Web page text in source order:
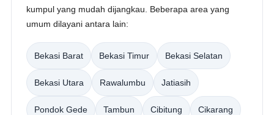
kumpul yang mudah dijangkau. Beberapa area yang
umum dilayani antara lain:
Bekasi Barat Bekasi Timur Bekasi Selatan
Bekasi Utara Rawalumbu Jatiasih
Pondok Gede Tambun Cibitung Cikarang